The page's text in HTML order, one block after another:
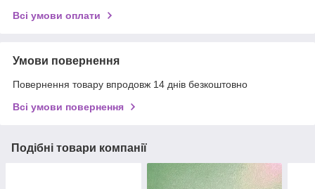
Всі умови оплати
Умови повернення
Повернення товару впродовж 14 днів безкоштовно
Всі умови повернення
Подібні товари компанії